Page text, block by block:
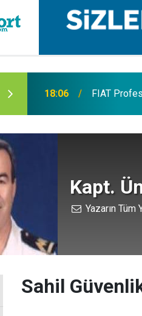
17:57 Ege'nin ilk
Kapt.
Yazarın Tüm
Sahil